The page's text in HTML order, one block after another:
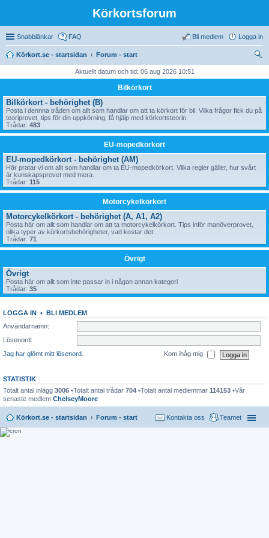
Körkortsforum
Snabblänkar FAQ Logga in
Bli medlem
Körkort.se - startsidan
Forum - start
Aktuellt datum och tid: 06 aug 2026 10:51
Bilkörkort
Bilkörkort - behörighet (B)
Posta i dennna tråden om allt som handlar om att ta körkort för bil. Vilka frågor fick du på
teoriprovet, tips för din uppkörning, få hjälp med körkortsteorin.
Trådar: 483
EU-mopedkörkort
EU-mopedkörkort - behörighet (AM)
Här pratar vi om allt som handlar om ta EU-mopedkörkort. Vilka regler gäller, hur svårt
är kunskapsprovet med mera.
Trådar: 115
Motorcykelkörkort
Motorcykelkörkort - behörighet (A, A1, A2)
Posta här om allt som handlar om att ta motorcykelkörkort. Tips inför manöverprovet,
olika typer av körkortsbehörigheter, vad kostar det.
Trådar: 71
Övrigt
Övrigt
Posta här om allt som inte passar in i någan annan kategori
Trådar: 35
LOGGA IN • BLI MEDLEM
Användarnamn:
Lösenord:
Jag har glömt mitt lösenord.
Kom ihåg mig
STATISTIK
Totalt antal inlägg 3006 •Totalt antal trådar 704 •Totalt antal medlemmar 114153 •Vår
senaste medlem ChelseyMoore
Körkort.se - startsidan Forum - start Teamet
Kontakta oss